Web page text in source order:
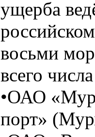
ущерба
восьми
всего
•ОАО
порт»